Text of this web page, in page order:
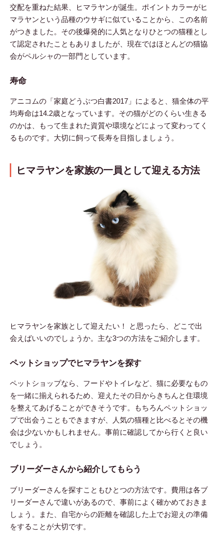
交配を重ねた結果、ヒマラヤンが誕生。ポイントカラーがヒ
マラヤンという品種のウサギに似ていることから、この名前
がつきました。その後爆発的に人気となりひとつの猫種とし
て認定されたこともありましたが、現在ではほとんどの猫協
会がペルシャの一部門としています。
寿命
アニコムの「家庭どうぶつ白書2017」によると、猫全体の平
均寿命は14.2歳となっています。その猫がどのくらい生きる
のかは、もって生まれた資質や環境などによって変わってく
るものです。大切に飼って長寿を目指しましょう。
ヒマラヤンを家族の一員として迎える方法
ヒマラヤンを家族として迎えたい！ と思ったら、どこで出
会えばいいのでしょうか。主な3つの方法をご紹介します。
ペットショップでヒマラヤンを探す
ペットショップなら、フードやトイレなど、猫に必要なもの
を一緒に揃えられるため、迎えたその日からきちんと住環境
を整えてあげることができそうです。もちろんペットショッ
プで出会うこともできますが、人気の猫種と比べるとその機
会は少ないかもしれません。事前に確認してから行くと良い
でしょう。
ブリーダーさんから紹介してもらう
ブリーダーさんを探すこともひとつの方法です。費用は各ブ
リーダーさんで違いがあるので、事前によく確かめておきま
しょう。また、自宅からの距離を確認した上でお迎えの準備
をすることが大切です。